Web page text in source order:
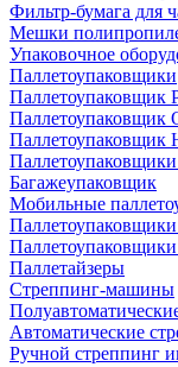
Фильтр-бумага для
Мешки
Упаковочное
Паллетоупаковщики
Паллетоупаковщик
Паллетоупаковщик
Паллетоупаковщик
Багажеупаковщик
Мобильные
Паллетайзеры
Стреппинг-машины
Автоматические
Ручной стреппинг